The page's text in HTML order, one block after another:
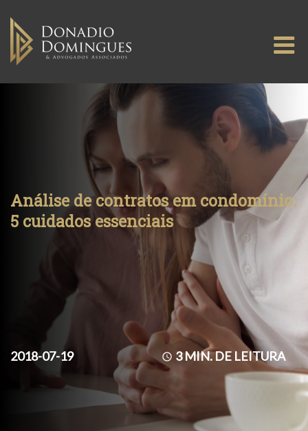
content
Análise de contratos em condomínio:
5 cuidados essenciais
2018-07-19 3MIN. DE LEITURA